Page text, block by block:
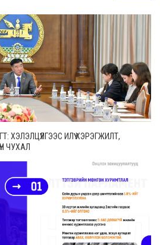
ИЛҮҮ ХЭРЭГЖИЛТ,
ЧУХАЛ